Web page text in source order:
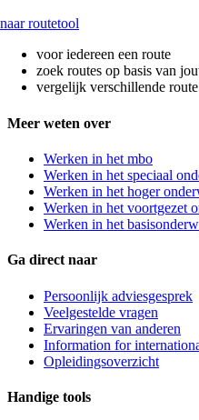
naar routetool
voor iedereen een route
zoek routes op basis van
vergelijk verschillende
Meer weten over
Werken in het mbo
Werken in het speciaal
Werken in het hoger
Werken in het voortgezet
Werken in het
Ga direct naar
Persoonlijk adviesgesprek
Veelgestelde vragen
Ervaringen van anderen
Information for
Opleidingsoverzicht
Handige tools